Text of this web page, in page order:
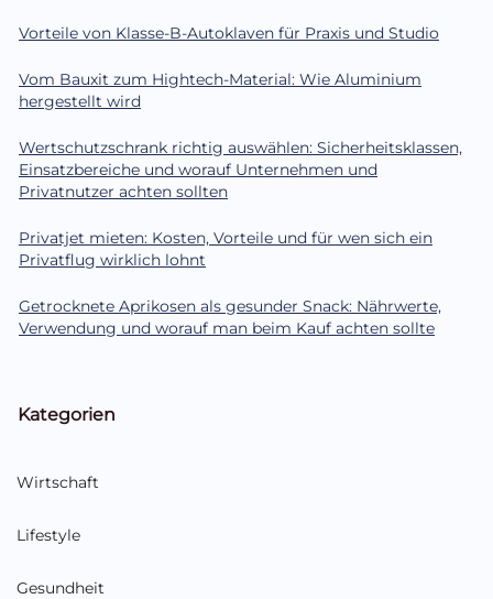
Vorteile von Klasse-B-Autoklaven für Praxis und Studio
Vom Bauxit zum Hightech-Material: Wie Aluminium
hergestellt wird
Wertschutzschrank richtig auswählen: Sicherheitsklassen,
Einsatzbereiche und worauf Unternehmen und
Privatnutzer achten sollten
Privatjet mieten: Kosten, Vorteile und für wen sich ein
Privatflug wirklich lohnt
Getrocknete Aprikosen als gesunder Snack: Nährwerte,
Verwendung und worauf man beim Kauf achten sollte
Kategorien
Wirtschaft
Lifestyle
Gesundheit